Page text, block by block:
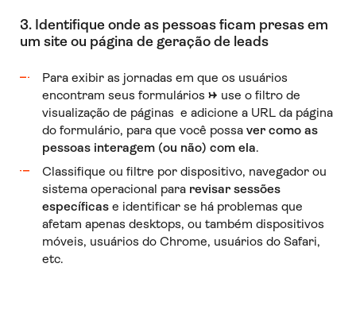
3. Identifique onde as pessoas ficam presas em
um site ou página de geração de leads
Para exibir as jornadas em que os usuários
encontram seus formulários → use o filtro de
visualização de páginas e adicione a URL da página
do formulário, para que você possa ver como as
pessoas interagem (ou não) com ela.
Classifique ou filtre por dispositivo, navegador ou
sistema operacional para revisar sessões
específicase identificar se há problemas que
afetam apenas desktops, ou também dispositivos
móveis, usuários do Chrome, usuários do Safari,
etc.